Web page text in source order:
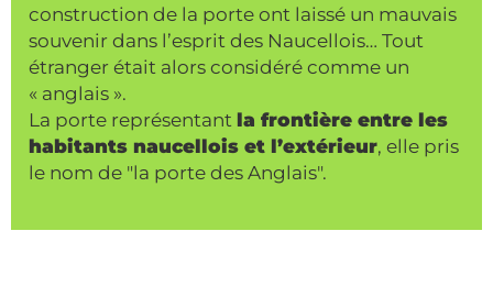
construction de la porte ont laissé un mauvais
souvenir dans l’esprit des Naucellois… Tout
étranger était alors considéré comme un
« anglais ».
La porte représentant la frontière entre les
habitants naucellois et l’extérieur, elle pris
le nom de "la porte des Anglais".